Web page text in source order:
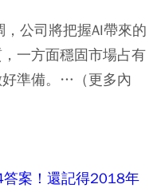
公司將把握AI帶來的
一方面穩固市場占有
準備。…（更多內
案！還記得2018年